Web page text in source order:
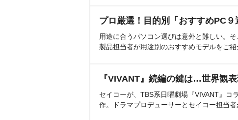
プロ厳選！目的別「おすすめPC９
用途に合うパソコン選びは意外と難しい。
製品担当者が用途別のおすすめモデルをご紹
『VIVANT』続編の鍵は…世界観
セイコーが、TBS系日曜劇場『VIVANT』コ
作。ドラマプロデューサーとセイコー担当者